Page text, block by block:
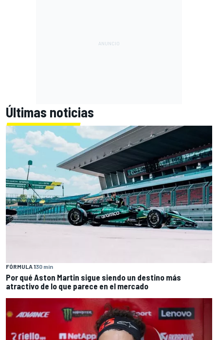
Últimas noticias
FÓRMULA 130 min
Por qué Aston Martin sigue siendo un destino más
atractivo de lo que parece en el mercado